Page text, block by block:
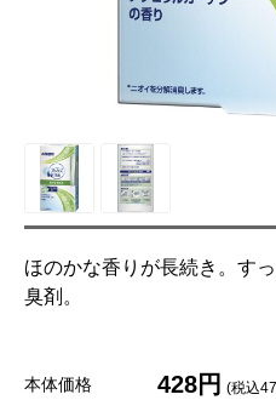
ほのかな香りが長続き。す
臭剤。
本体価格 428円 (税込